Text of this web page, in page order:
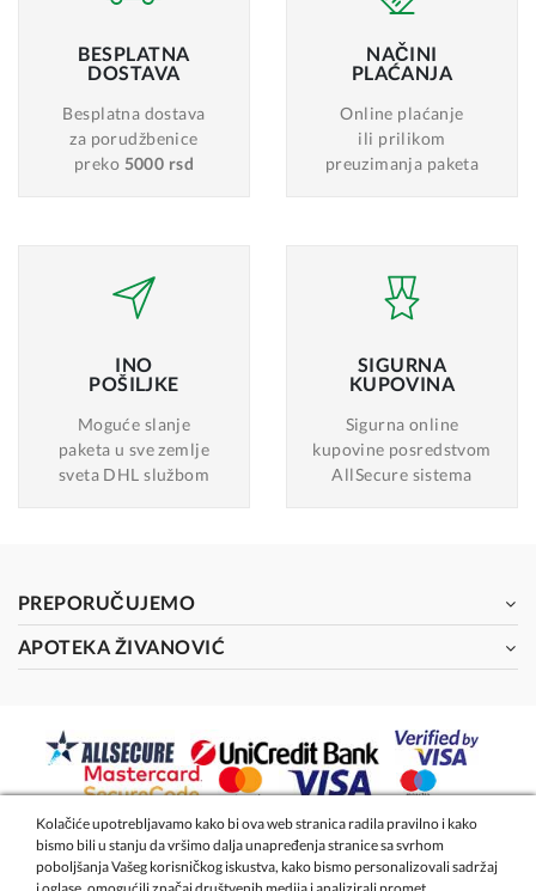
BESPLATNA
DOSTAVA
Besplatna dostava
za porudžbenice
preko 5000 rsd
NAČINI
PLAĆANJA
Online plaćanje
ili prilikom
preuzimanja paketa
INO
POŠILJKE
Moguće slanje
paketa u sve zemlje
sveta DHL službom
SIGURNA
KUPOVINA
Sigurna online
kupovine posredstvom
AllSecure sistema
PREPORUČUJEMO
APOTEKA ŽIVANOVIĆ
2026 - Apoteka Magistra Živanović
Kolačiće upotrebljavamo kako bi ova web stranica radila pravilno i kako
bismo bili u stanju da vršimo dalja unapređenja stranice sa svrhom
poboljšanja Vašeg korisničkog iskustva, kako bismo personalizovali sadržaj